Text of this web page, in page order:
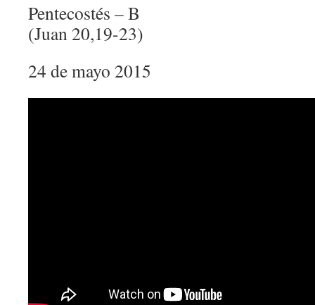
Pentecostés – B
(Juan 20,19-23)
24 de mayo 2015